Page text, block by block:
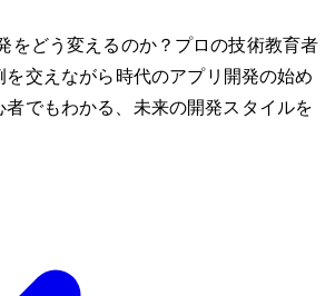
1.5がAndroid開発をどう変えるのか？プロの技術教育者
交えながらAI時代のアプリ開発の始め
者でもわかる、未来の開発スタイルを